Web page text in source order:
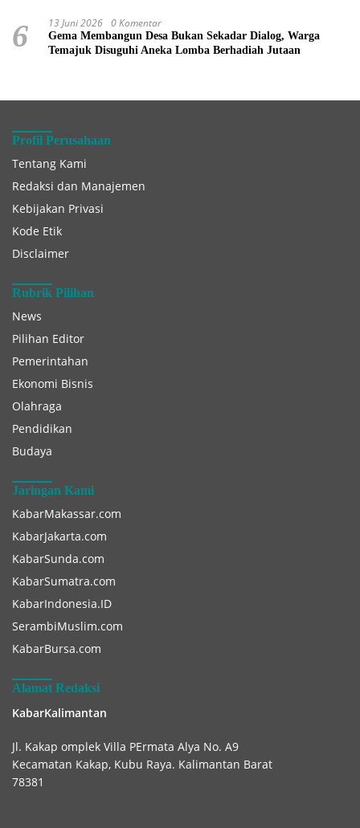
6 13 Juni 2026 0 Komentar
Gema Membangun Desa Bukan Sekadar Dialog, Warga
Temajuk Disuguhi Aneka Lomba Berhadiah Jutaan
Profil Perusahaan
Tentang Kami
Redaksi dan Manajemen
Kebijakan Privasi
Kode Etik
Disclaimer
Rubrik Pilihan
News
Pilihan Editor
Pemerintahan
Ekonomi Bisnis
Olahraga
Pendidikan
Budaya
Jaringan Kami
KabarMakassar.com
KabarJakarta.com
KabarSunda.com
KabarSumatra.com
KabarIndonesia.ID
SerambiMuslim.com
KabarBursa.com
Alamat Redaksi
KabarKalimantan
Jl. Kakap omplek Villa PErmata Alya No. A9
Kecamatan Kakap, Kubu Raya. Kalimantan Barat
78381